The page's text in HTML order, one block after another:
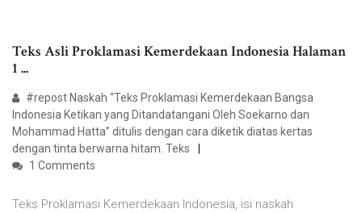
Teks Asli Proklamasi Kemerdekaan Indonesia Halaman
1 ...
#repost Naskah “Teks Proklamasi Kemerdekaan Bangsa
Indonesia Ketikan yang Ditandatangani Oleh Soekarno dan
Mohammad Hatta” ditulis dengan cara diketik diatas kertas
dengan tinta berwarna hitam. Teks
1 Comments
Teks Proklamasi Kemerdekaan Indonesia, isi naskah